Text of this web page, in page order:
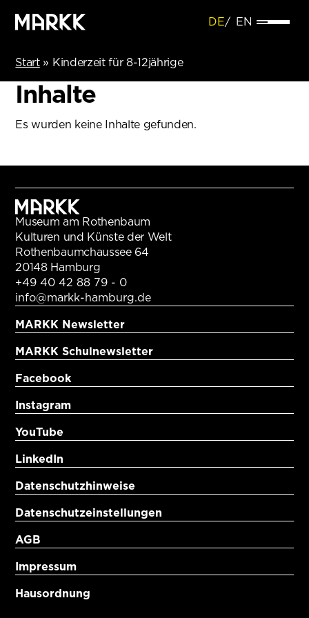
DE EN
Start» Kinderzeit für 8-12jährige
Inhalte
Es wurden keine Inhalte gefunden.
Museum am Rothenbaum
Kulturen und Künste der Welt
Rothenbaumchaussee 64
20148 Hamburg
+49 40 42 88 79 - 0
info@markk-hamburg.de
MARKK Newsletter
MARKK Schulnewsletter
Facebook
Instagram
YouTube
LinkedIn
Datenschutzhinweise
Datenschutzeinstellungen
AGB
Impressum
Hausordnung